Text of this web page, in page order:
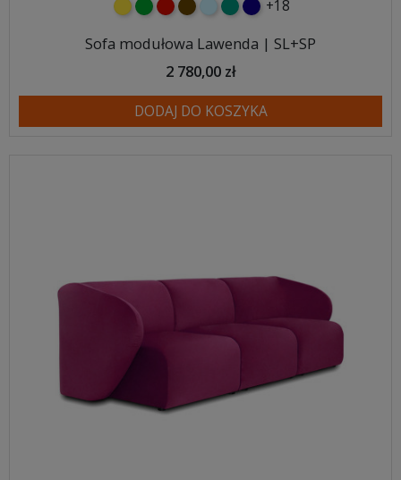
żółtyzielonyczerwony
czekoladowy
błękitnyturkusowy
granatowy
+18
Sofa modułowa Lawenda | SL+SP
2 780,00 zł
DODAJ DO KOSZYKA